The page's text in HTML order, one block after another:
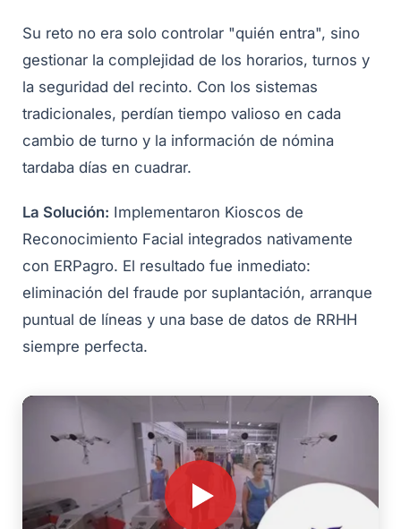
Su reto no era solo controlar "quién entra", sino
gestionar la complejidad de los horarios, turnos y
la seguridad del recinto. Con los sistemas
tradicionales, perdían tiempo valioso en cada
cambio de turno y la información de nómina
tardaba días en cuadrar.
La Solución: Implementaron Kioscos de
Reconocimiento Facial integrados nativamente
con ERPagro. El resultado fue inmediato:
eliminación del fraude por suplantación, arranque
puntual de líneas y una base de datos de RRHH
siempre perfecta.